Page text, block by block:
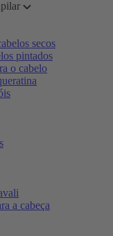
secos
pintados
o cabelo
a cabeça